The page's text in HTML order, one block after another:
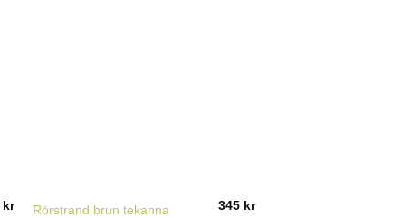
kr Rörstrand brun tekanna 345 kr